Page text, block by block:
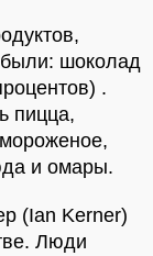
были: шоколад
.
пицца,
и омары.
(Ian Kerner)
Люди